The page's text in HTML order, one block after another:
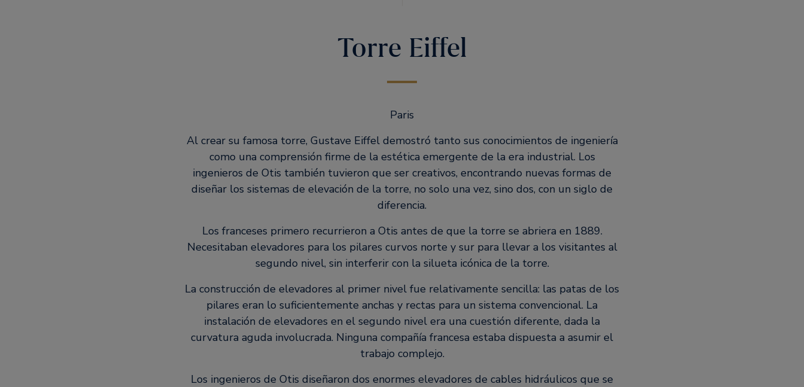
Torre Eiffel
Paris
Al crear su famosa torre, Gustave Eiffel demostró tanto sus conocimientos de ingeniería
como una comprensión firme de la estética emergente de la era industrial. Los
ingenieros de Otis también tuvieron que ser creativos, encontrando nuevas formas de
diseñar los sistemas de elevación de la torre, no solo una vez, sino dos, con un siglo de
diferencia.
Los franceses primero recurrieron a Otis antes de que la torre se abriera en 1889.
Necesitaban elevadores para los pilares curvos norte y sur para llevar a los visitantes al
segundo nivel, sin interferir con la silueta icónica de la torre.
La construcción de elevadores al primer nivel fue relativamente sencilla: las patas de los
pilares eran lo suficientemente anchas y rectas para un sistema convencional. La
instalación de elevadores en el segundo nivel era una cuestión diferente, dada la
curvatura aguda involucrada. Ninguna compañía francesa estaba dispuesta a asumir el
trabajo complejo.
Los ingenieros de Otis diseñaron dos enormes elevadores de cables hidráulicos que se